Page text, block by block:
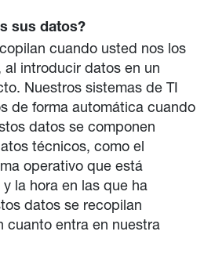
sus datos?
cuando usted nos los
introducir datos en un
Nuestros sistemas de TI
de forma automática cuando
datos se componen
técnicos, como el
operativo que está
la hora en las que ha
datos se recopilan
cuanto entra en nuestra